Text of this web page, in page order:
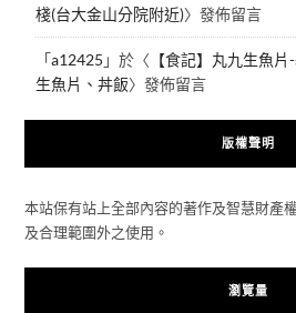
棧(台大金山分院附近)〉發佈留言
「a12425 」於〈 【食記】丸九生魚
生魚片、丼飯〉發佈留言
版權聲明
本站保有站上全部內容的著作及智慧財產
及合理範圍外之使用。
瀏覽量